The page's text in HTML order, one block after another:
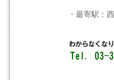
・最寄駅：
徒歩４